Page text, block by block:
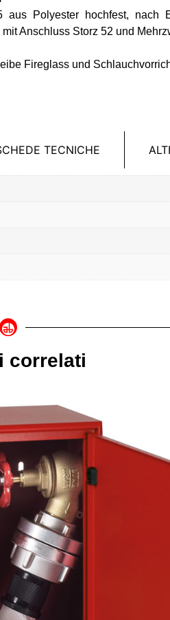
aus Polyester hochfest,
mit Anschluss Storz 52 und
Fireglass und
TECNICHE
correlati